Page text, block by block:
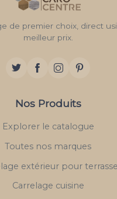
de premier choix, direct
meilleur prix.
Nos Produits
Explorer le catalogue
Toutes nos marques
extérieur pour terrasse
Carrelage cuisine